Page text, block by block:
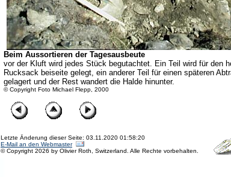
Beim Aussortieren der Tagesausbeute
vor der Kluft wird jedes Stück begutachtet. Ein Teil wird für den
Rucksack beiseite gelegt, ein anderer Teil für einen späteren
gelagert und der Rest wandert die Halde hinunter.
© Copyright Foto Michael Flepp, 2000
Letzte Änderung dieser Seite: 03.11.2020 01:58:20
E-Mail an den Webmaster
© Copyright 2026 by Olivier Roth, Switzerland. Alle Rechte vorbehalten.